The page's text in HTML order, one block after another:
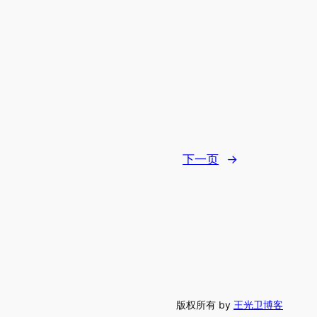
下一页 →
版权所有 by 王光卫博客